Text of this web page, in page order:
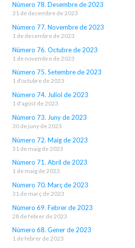
Número 78. Desembre de 2023
31 de desembre de 2023
Número 77. Novembre de 2023
1 de desembre de 2023
Número 76. Octubre de 2023
1 de novembre de 2023
Número 75. Setembre de 2023
1 d'octubre de 2023
Número 74. Juliol de 2023
1 d'agost de 2023
Número 73. Juny de 2023
30 de juny de 2023
Número 72. Maig de 2023
31 de maig de 2023
Número 71. Abril de 2023
1 de maig de 2023
Número 70. Març de 2023
31 de març de 2023
Número 69. Febrer de 2023
28 de febrer de 2023
Número 68. Gener de 2023
1 de febrer de 2023